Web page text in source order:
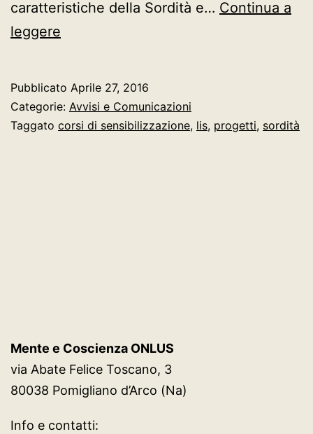
caratteristiche della Sordità e… Continua a
leggere
PAROLA
AL
DEI
SEGNI
ITALIANA
Pubblicato Aprile 27, 2016
Categorie: Avvisi e Comunicazioni
Taggato corsi di sensibilizzazione, lis, progetti, sordità
Mente e Coscienza ONLUS
via Abate Felice Toscano, 3
80038 Pomigliano d’Arco (Na)
Info e contatti: